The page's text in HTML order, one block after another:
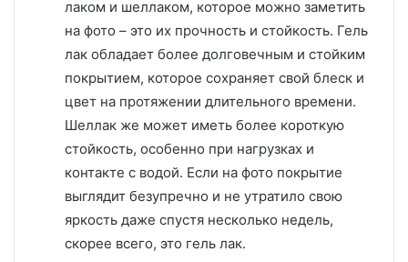
лаком и шеллаком, которое можно заметить
на фото – это их прочность и стойкость. Гель
лак обладает более долговечным и стойким
покрытием, которое сохраняет свой блеск и
цвет на протяжении длительного времени.
Шеллак же может иметь более короткую
стойкость, особенно при нагрузках и
контакте с водой. Если на фото покрытие
выглядит безупречно и не утратило свою
яркость даже спустя несколько недель,
скорее всего, это гель лак.